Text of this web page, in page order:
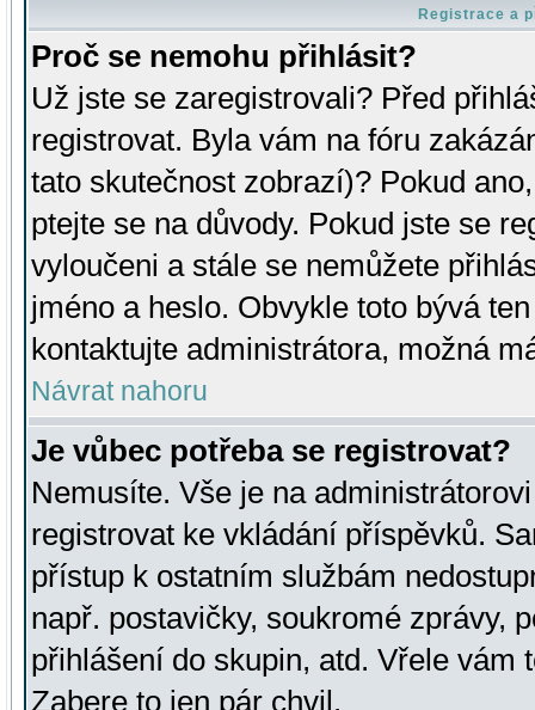
Registrace a
Proč se nemohu přihlásit?
Už jste se zaregistrovali? Před
registrovat. Byla vám na fóru
tato skutečnost zobrazí)? Pokud
ptejte se na důvody. Pokud jste se
vyloučeni a stále se nemůžete
jméno a heslo. Obvykle toto bývá
kontaktujte administrátora, možná
Návrat nahoru
Je vůbec potřeba se registrovat?
Nemusíte. Vše je na
registrovat ke vkládání příspěvků.
přístup k ostatním službám
např. postavičky, soukromé zprávy,
přihlášení do skupin, atd. Vřele vám
Zabere to jen pár chvil.